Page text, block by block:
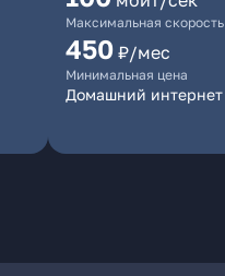
Максимальная скорость
450 ₽/мес
Минимальная цена
Домашний интернет